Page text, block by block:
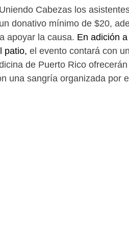
Cabezas los
donativo mínimo de $20,
apoyar la causa. En adición
patio, el evento contará con
de Puerto Rico ofrecerán
una sangría organizada por